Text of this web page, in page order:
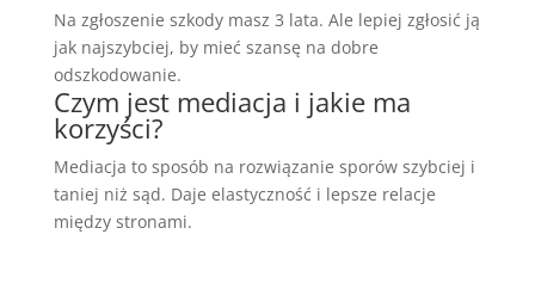
Na zgłoszenie szkody masz 3 lata. Ale lepiej zgłosić ją
jak najszybciej, by mieć szansę na dobre
odszkodowanie.
Czym jest mediacja i jakie ma
korzyści?
Mediacja to sposób na rozwiązanie sporów szybciej i
taniej niż sąd. Daje elastyczność i lepsze relacje
między stronami.